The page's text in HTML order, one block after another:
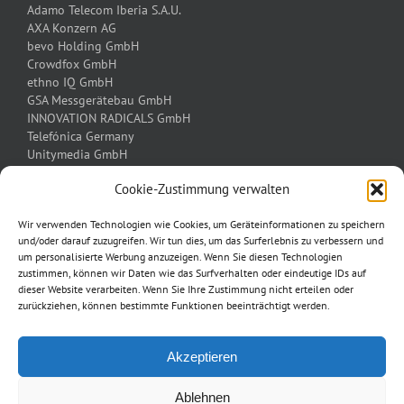
Cookie-Zustimmung verwalten
Wir verwenden Technologien wie Cookies, um Geräteinformationen zu speichern
und/oder darauf zuzugreifen. Wir tun dies, um das Surferlebnis zu verbessern und
um personalisierte Werbung anzuzeigen. Wenn Sie diesen Technologien
zustimmen, können wir Daten wie das Surfverhalten oder eindeutige IDs auf
dieser Website verarbeiten. Wenn Sie Ihre Zustimmung nicht erteilen oder
zurückziehen, können bestimmte Funktionen beeinträchtigt werden.
Akzeptieren
Ablehnen
Adamo Telecom Iberia S.A.U.
AXA Konzern AG
bevo Holding GmbH
Crowdfox GmbH
ethno IQ GmbH
GSA Messgerätebau GmbH
INNOVATION RADICALS GmbH
Telefónica Germany
Unitymedia GmbH
Bitte setzen Sie sich mit mir über dasKontaktformularin
Verbindung.
Telefonisch erreichen Sie mich unter:
M: +49 (0)151 52 13 35 21